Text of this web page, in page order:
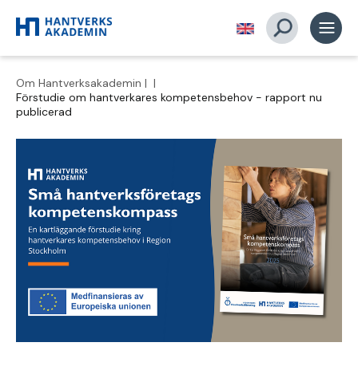
Om Hantverksakademin | |
Förstudie om hantverkares kompetensbehov - rapport nu
publicerad